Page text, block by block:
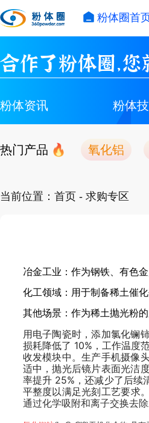
粉体圈首
合作了粉体圈，
粉体资讯 粉体
热门产品 氧化铝
当前位置： 首页 - 求购专区
冶金工业：作为钢铁、有色
化工领域：用于制备稀土催
其他场景：作为稀土抛光粉
用电子陶瓷时，添加氯化镧
损耗降低了 10%，工作温
收发模块中。生产手机摄像
适中，抛光后镜片表面光洁
率提升 25%，还减少了后续
平整度以满足光刻工艺要求
通过化学吸附和离子交换去